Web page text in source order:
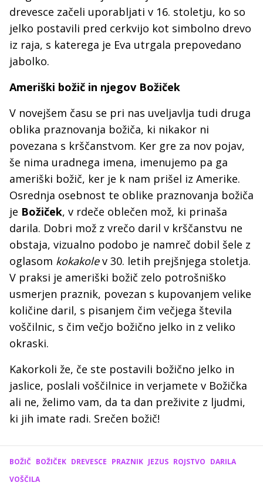
drevesce začeli uporabljati v 16. stoletju, ko so
jelko postavili pred cerkvijo kot simbolno drevo
iz raja, s katerega je Eva utrgala prepovedano
jabolko.
Ameriški božič in njegov Božiček
V novejšem času se pri nas uveljavlja tudi druga
oblika praznovanja božiča, ki nikakor ni
povezana s krščanstvom. Ker gre za nov pojav,
še nima uradnega imena, imenujemo pa ga
ameriški božič, ker je k nam prišel iz Amerike.
Osrednja osebnost te oblike praznovanja božiča
je Božiček, v rdeče oblečen mož, ki prinaša
darila. Dobri mož z vrečo daril v krščanstvu ne
obstaja, vizualno podobo je namreč dobil šele z
oglasom kokakolev 30. letih prejšnjega stoletja.
V praksi je ameriški božič zelo potrošniško
usmerjen praznik, povezan s kupovanjem velike
količine daril, s pisanjem čim večjega števila
voščilnic, s čim večjo božično jelko in z veliko
okraski.
Kakorkoli že, če ste postavili božično jelko in
jaslice, poslali voščilnice in verjamete v Božička
ali ne, želimo vam, da ta dan preživite z ljudmi,
ki jih imate radi. Srečen božič!
BOŽIČ BOŽIČEK DREVESCE PRAZNIK JEZUS ROJSTVO DARILA
VOŠČILA